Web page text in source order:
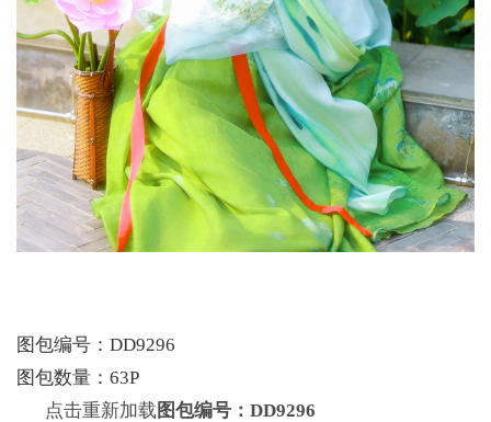
图包编号：DD9296
图包数量：63P
点击重新加载 图包编号：DD9296